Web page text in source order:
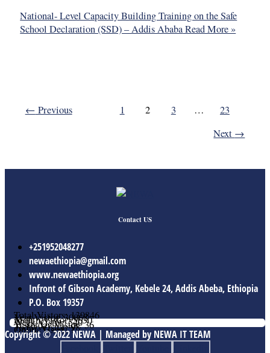
National- Level Capacity Building Training on the Safe
School Declaration (SSD) – Addis AbabaRead More »
← Previous 1 2 3 …
23
Next →
Contact US
+251952048277
newaethiopia@gmail.com
www.newaethiopia.org
Infront of Gibson Academy, Kebele 24, Addis Abeba, Ethiopia
P.O. Box 19357
Online Users: 1
Today Vistor: 98
Yesterday Vistor: 36
Week Vistor: 540
Month Vistor: 5630
Year Vistor: 30068
Total Vistors: 139846
Copyright © 2022 NEWA | Managed by NEWA IT TEAM